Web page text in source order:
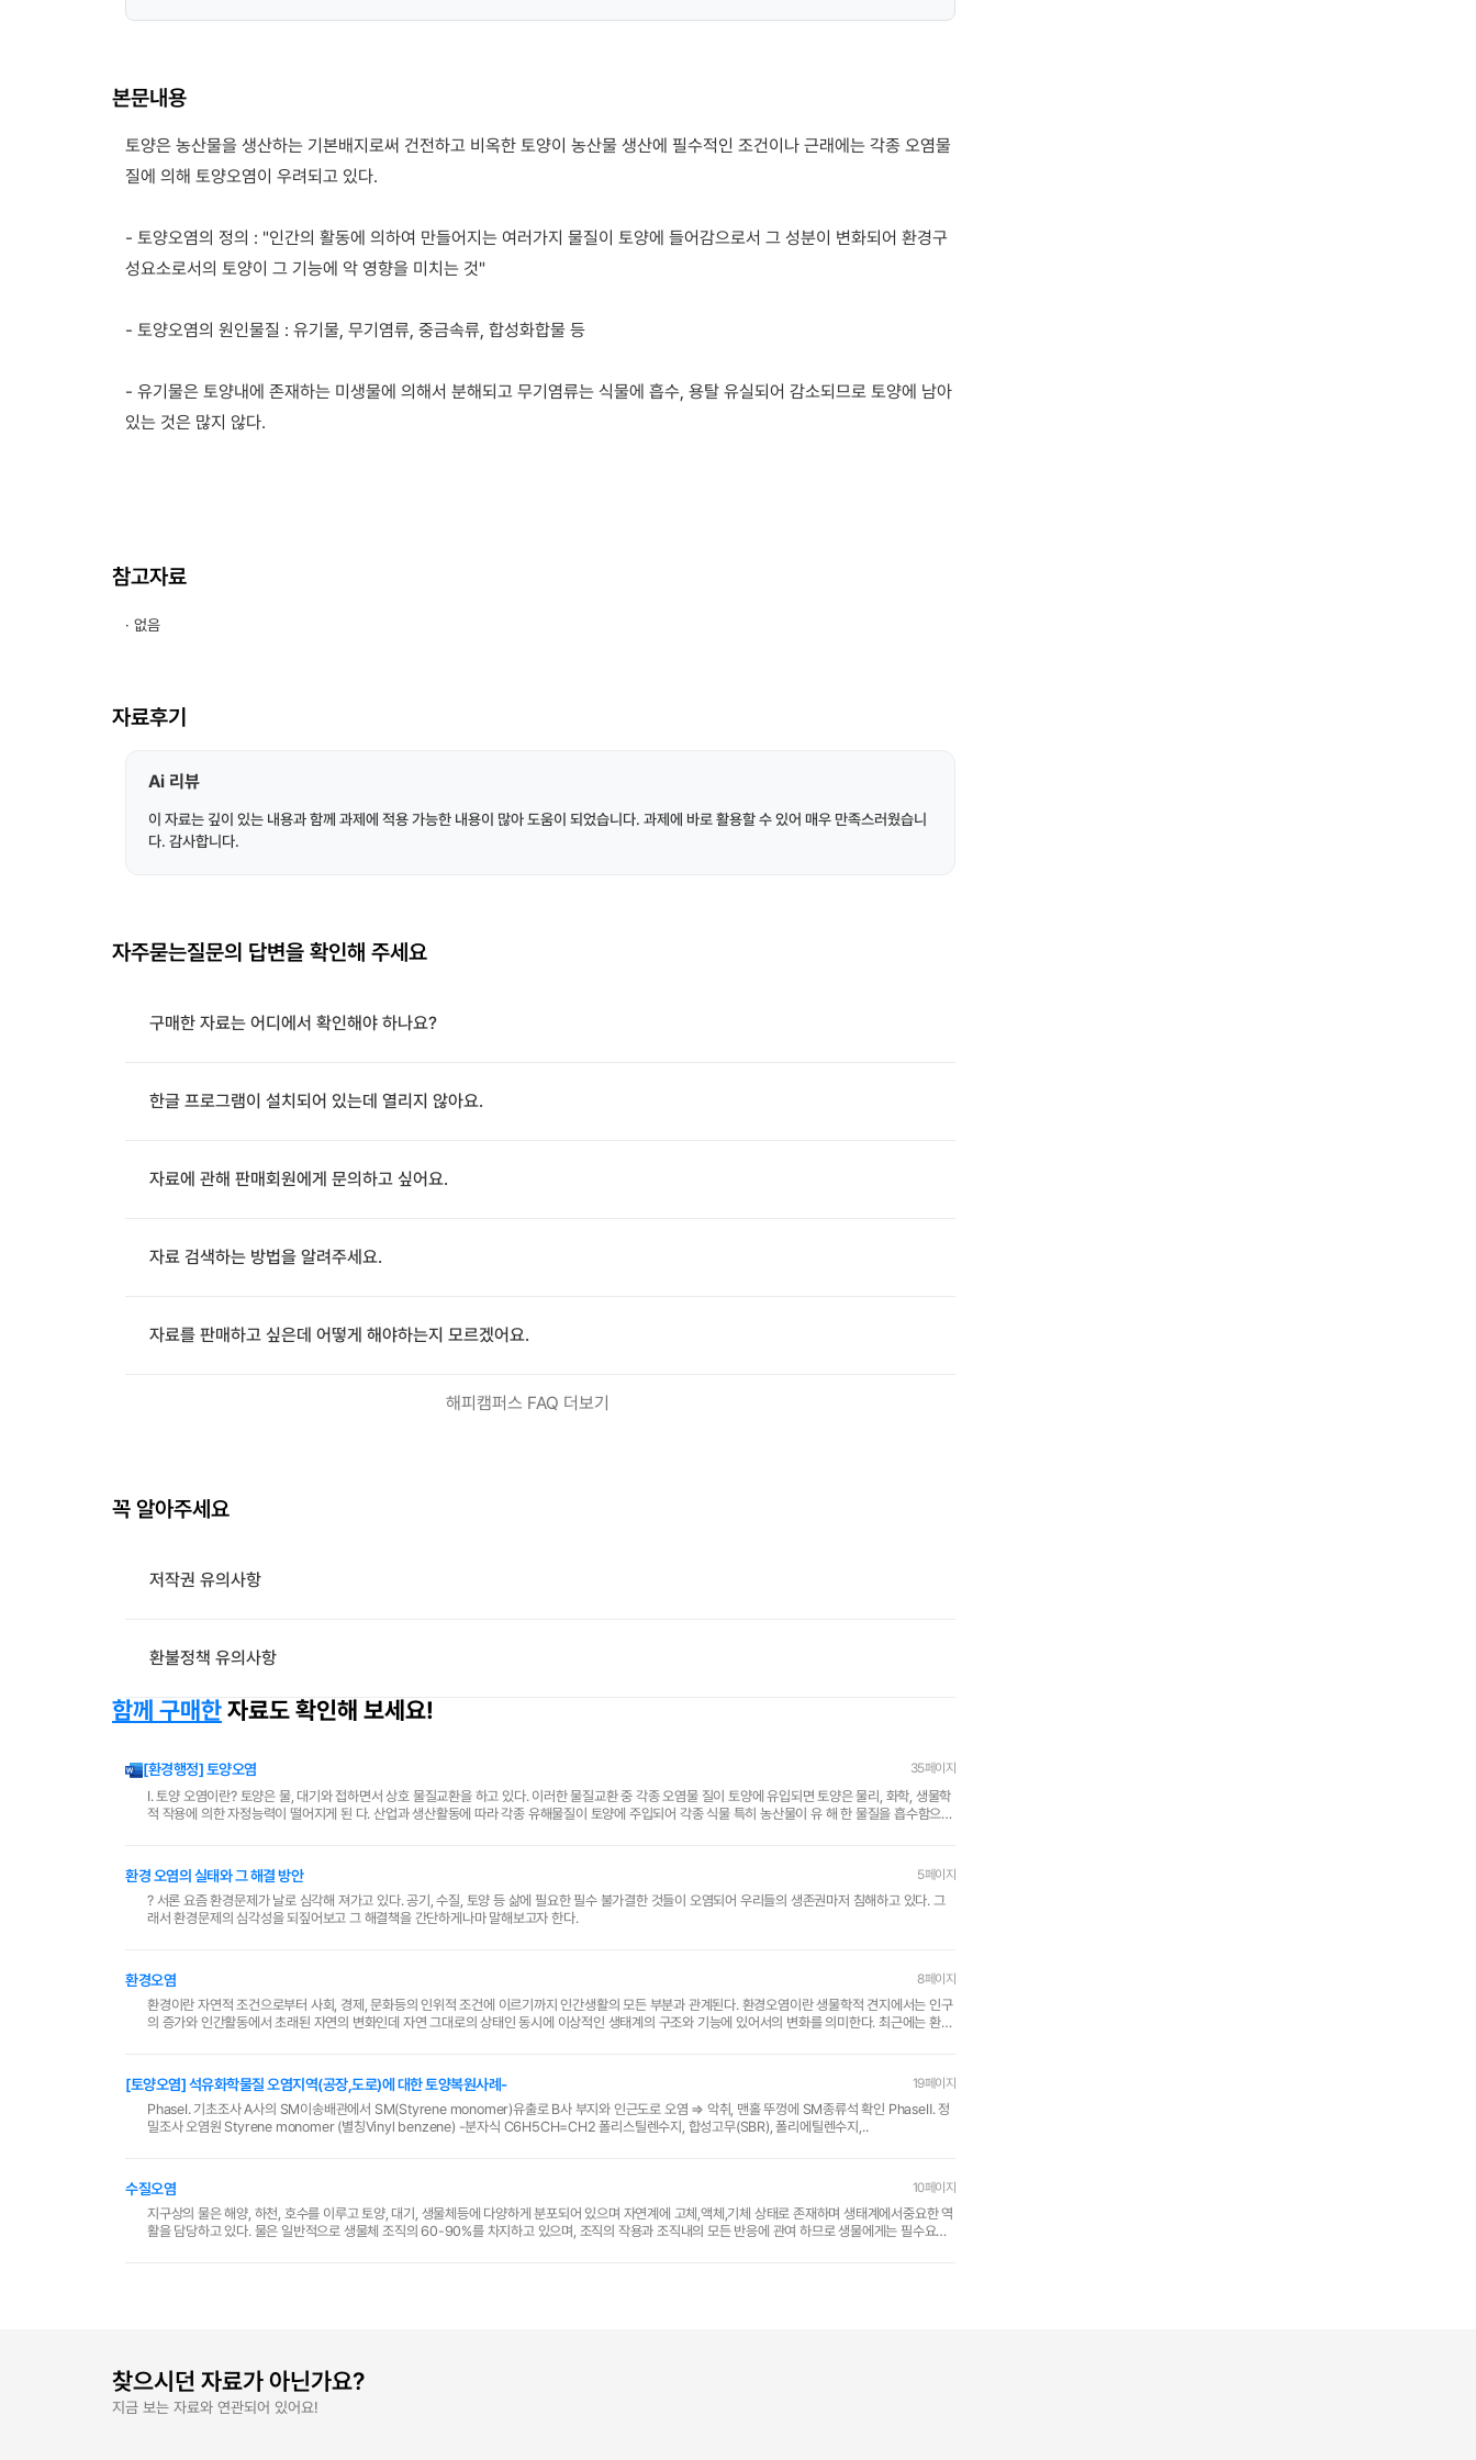
본문내용
토양은 농산물을 생산하는 기본배지로써 건전하고 비옥한 토양이 농산물 생산에 필수적인 조건이나 근래에는 각종 오염물
질에 의해 토양오염이 우려되고 있다.
- 토양오염의 정의 : "인간의 활동에 의하여 만들어지는 여러가지 물질이 토양에 들어감으로서 그 성분이 변화되어 환경구
성요소로서의 토양이 그 기능에 악 영향을 미치는 것"
- 토양오염의 원인물질 : 유기물, 무기염류, 중금속류, 합성화합물 등
- 유기물은 토양내에 존재하는 미생물에 의해서 분해되고 무기염류는 식물에 흡수, 용탈 유실되어 감소되므로 토양에 남아
있는 것은 많지 않다.
참고자료
· 없음
자료후기
Ai 리뷰
이 자료는 깊이 있는 내용과 함께 과제에 적용 가능한 내용이 많아 도움이 되었습니다. 과제에 바로 활용할 수 있어 매우 만족스러웠습니
다. 감사합니다.
자주묻는질문의 답변을 확인해 주세요
구매한 자료는 어디에서 확인해야 하나요?
한글 프로그램이 설치되어 있는데 열리지 않아요.
자료에 관해 판매회원에게 문의하고 싶어요.
자료 검색하는 방법을 알려주세요.
자료를 판매하고 싶은데 어떻게 해야하는지 모르겠어요.
해피캠퍼스 FAQ 더보기
꼭 알아주세요
저작권 유의사항
환불정책 유의사항
함께 구매한자료도 확인해 보세요!
[환경행정] 토양오염 35페이지
Ⅰ. 토양 오염이란? 토양은 물, 대기와 접하면서 상호 물질교환을 하고 있다. 이러한 물질교환 중 각종 오염물 질이 토양에 유입되면 토양은 물리, 화학, 생물학
적 작용에 의한 자정능력이 떨어지게 된 다. 산업과 생산활동에 따라 각종 유해물질이 토양에 주입되어 각종 식물 특히 농산물이 유 해 한 물질을 흡수함으로
환경 오염의 실태와 그 해결 방안 5페이지
? 서론 요즘 환경문제가 날로 심각해 져가고 있다. 공기, 수질, 토양 등 삶에 필요한 필수 불가결한 것들이 오염되어 우리들의 생존권마저 침해하고 있다. 그
래서 환경문제의 심각성을 되짚어보고 그 해결책을 간단하게나마 말해보고자 한다.
환경오염 8페이지
환경이란 자연적 조건으로부터 사회, 경제, 문화등의 인위적 조건에 이르기까지 인간생활의 모든 부분과 관계된다. 환경오염이란 생물학적 견지에서는 인구
[토양오염] 석유화학물질 오염지역(공장,도로)에 대한 토양복원사례-
PhaseⅠ. 기초조사 A사의 SM이송배관에서 SM(Styrene monomer)유출로 B사 부지와 인근도로 오염 ⇒ 악취, 맨홀 뚜껑에 SM종류석 확인 PhaseⅡ. 정
수질오염
지구상의 물은 해양, 하천, 호수를 이루고 토양, 대기, 생물체등에 다양하게 분포되어 있으며 자연계에 고체,액체,기체 상태로 존재하며 생태계에서중요한 역
찾으시던 자료가 아닌가요?